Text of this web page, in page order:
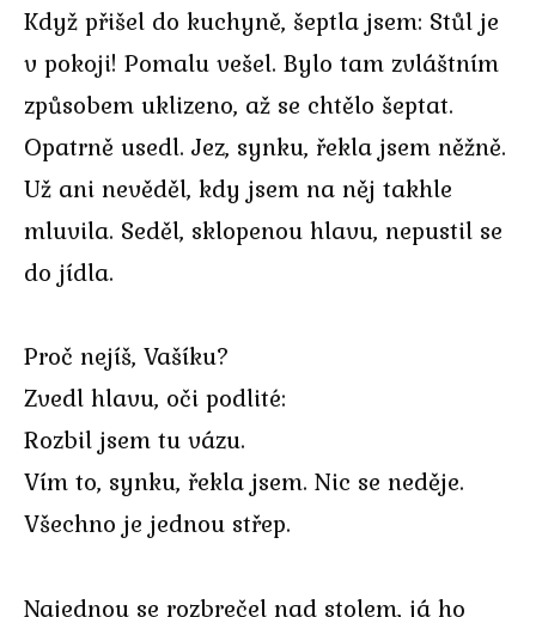
Když přišel do kuchyně, šeptla jsem: Stůl je
v pokoji! Pomalu vešel. Bylo tam zvláštním
způsobem uklizeno, až se chtělo šeptat.
Opatrně usedl. Jez, synku, řekla jsem něžně.
Už ani nevěděl, kdy jsem na něj takhle
mluvila. Seděl, sklopenou hlavu, nepustil se
do jídla.
Proč nejíš, Vašíku?
Zvedl hlavu, oči podlité:
Rozbil jsem tu vázu.
Vím to, synku, řekla jsem. Nic se neděje.
Všechno je jednou střep.
Najednou se rozbrečel nad stolem, já ho